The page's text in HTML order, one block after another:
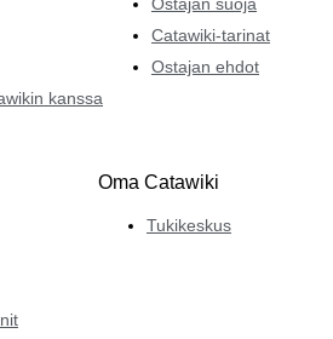
kanssa
Catawiki-tarinat
Ostajan ehdot
Oma Catawiki
Tukikeskus